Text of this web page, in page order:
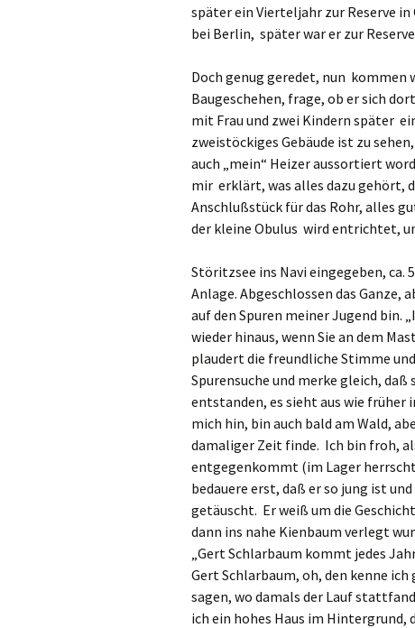
später ein Vierteljahr zur Reserve
bei Berlin, später war er zur
Doch genug geredet, nun kommen
Baugeschehen, frage, ob er sich
mit Frau und zwei Kindern später
zweistöckiges Gebäude ist zu
auch „mein“ Heizer aussortiert
mir erklärt, was alles dazu gehört,
Anschlußstück für das Rohr, alles
der kleine Obulus wird entrichtet,
Störitzsee ins Navi eingegeben, ca.
Anlage. Abgeschlossen das Ganze,
auf den Spuren meiner Jugend bin.
wieder hinaus, wenn Sie an dem
plaudert die freundliche Stimme
Spurensuche und merke gleich, daß
entstanden, es sieht aus wie früher
mich hin, bin auch bald am Wald,
damaliger Zeit finde. Ich bin froh,
entgegenkommt (im Lager
bedauere erst, daß er so jung ist
getäuscht. Er weiß um die
dann ins nahe Kienbaum verlegt
„Gert Schlarbaum kommt jedes
Gert Schlarbaum, oh, den kenne
sagen, wo damals der Lauf
ich ein hohes Haus im Hintergrund,